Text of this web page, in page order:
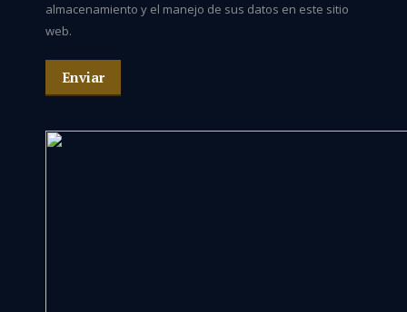
almacenamiento y el manejo de sus datos en este sitio
web.
Enviar